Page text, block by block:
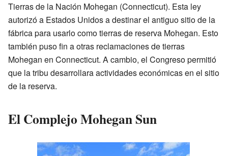
Tierras de la Nación Mohegan (Connecticut). Esta ley
autorizó a Estados Unidos a destinar el antiguo sitio de la
fábrica para usarlo como tierras de reserva Mohegan. Esto
también puso fin a otras reclamaciones de tierras
Mohegan en Connecticut. A cambio, el Congreso permitió
que la tribu desarrollara actividades económicas en el sitio
de la reserva.
El Complejo Mohegan Sun